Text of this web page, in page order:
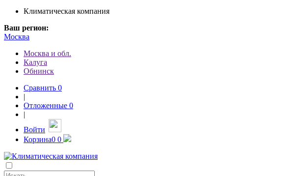
Климатическая компания
Ваш регион:
Москва
Москва и обл.
Калуга
Обнинск
Сравнить 0
|
Отложенные 0
|
Войти
Корзина0 0